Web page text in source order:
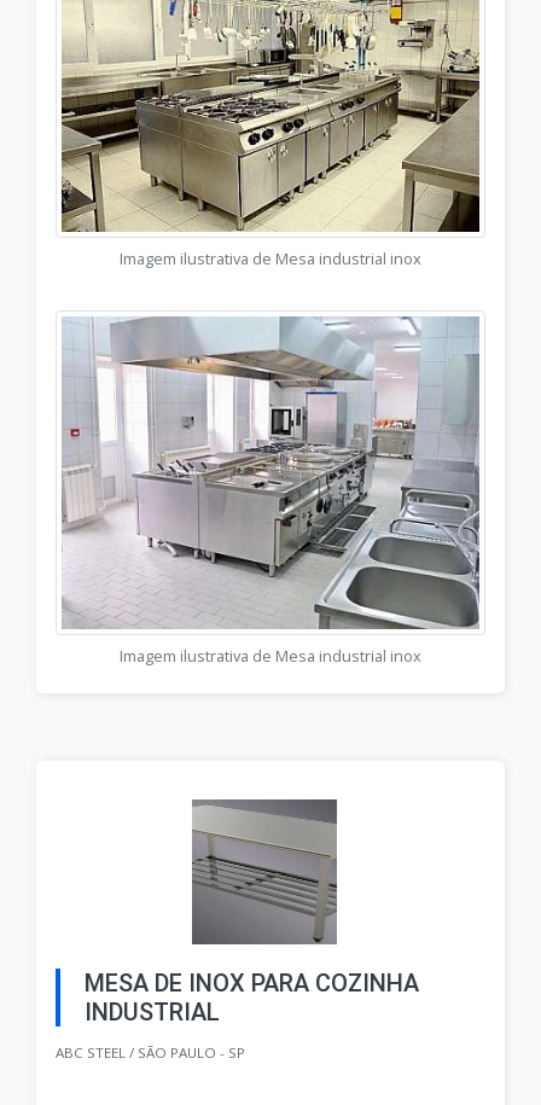
Imagem ilustrativa de Mesa industrial inox
Imagem ilustrativa de Mesa industrial inox
MESA DE INOX PARA COZINHA
INDUSTRIAL
ABC STEEL / SÃO PAULO - SP